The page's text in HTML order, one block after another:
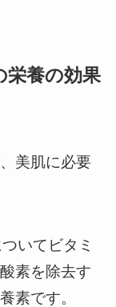
栄養の効果
美肌に必要
いてビタミ
素を除去す
素です。